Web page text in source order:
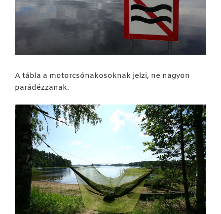
A tábla a motorcsónakosoknak jelzi, ne nagyon
parádézzanak.